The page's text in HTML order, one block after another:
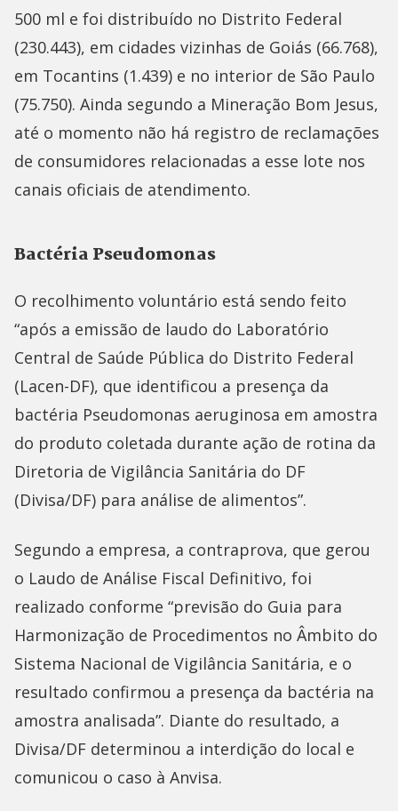
500 ml e foi distribuído no Distrito Federal
(230.443), em cidades vizinhas de Goiás (66.768),
em Tocantins (1.439) e no interior de São Paulo
(75.750). Ainda segundo a Mineração Bom Jesus,
até o momento não há registro de reclamações
de consumidores relacionadas a esse lote nos
canais oficiais de atendimento.
Bactéria Pseudomonas
O recolhimento voluntário está sendo feito
“após a emissão de laudo do Laboratório
Central de Saúde Pública do Distrito Federal
(Lacen-DF), que identificou a presença da
bactéria Pseudomonas aeruginosa em amostra
do produto coletada durante ação de rotina da
Diretoria de Vigilância Sanitária do DF
(Divisa/DF) para análise de alimentos”.
Segundo a empresa, a contraprova, que gerou
o Laudo de Análise Fiscal Definitivo, foi
realizado conforme “previsão do Guia para
Harmonização de Procedimentos no Âmbito do
Sistema Nacional de Vigilância Sanitária, e o
resultado confirmou a presença da bactéria na
amostra analisada”. Diante do resultado, a
Divisa/DF determinou a interdição do local e
comunicou o caso à Anvisa.